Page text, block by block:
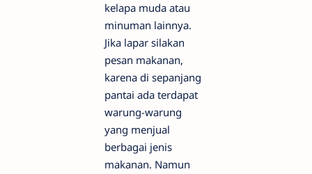
kelapa muda atau
minuman lainnya.
Jika lapar silakan
pesan makanan,
karena di sepanjang
pantai ada terdapat
warung-warung
yang menjual
berbagai jenis
makanan. Namun